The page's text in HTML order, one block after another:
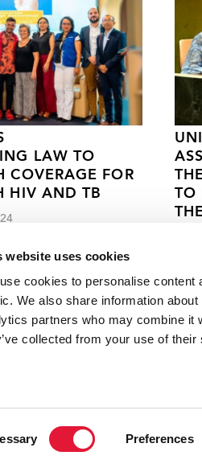
website uses cookies
cookies to personalise
We also share information
partners who may combine it
collected from your use of their
Preferences
LAW TO
COVERAGE FOR
HIV AND TB
dona desinfectante de manos a